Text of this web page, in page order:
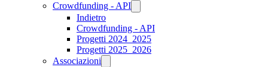
Crowdfunding - API
Indietro
Crowdfunding - API
Progetti 2024_2025
Progetti 2025_2026
Associazioni